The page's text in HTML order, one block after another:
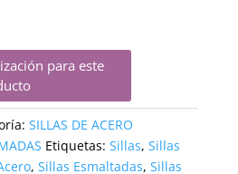
para este
SILLAS DE ACERO
Etiquetas: Sillas, Sillas
, Sillas Esmaltadas, Sillas